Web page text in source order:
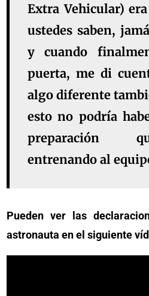
Extra Vehicular)
ustedes saben,
y cuando
puerta, me di
algo diferente
esto no podría
preparación
entrenando al
Pueden ver las
astronauta en el siguiente